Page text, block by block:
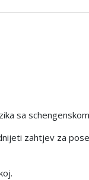
sa
zahtjev za